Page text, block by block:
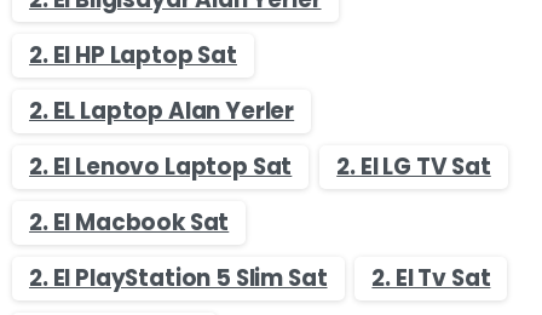
2. El HP Laptop Sat
2. EL Laptop Alan Yerler
2. El Lenovo Laptop Sat
2. El LG TV Sat
2. El Macbook Sat
2. El PlayStation 5 Slim Sat
2. El Tv Sat